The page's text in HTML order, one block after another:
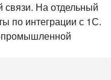
связи. На отдельный
по интеграции с 1С.
промышленной